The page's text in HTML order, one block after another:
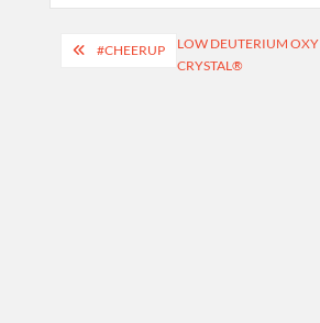
Navigacija
#CHEERUP
LOW DEUTERIUM OXY
CRYSTAL®